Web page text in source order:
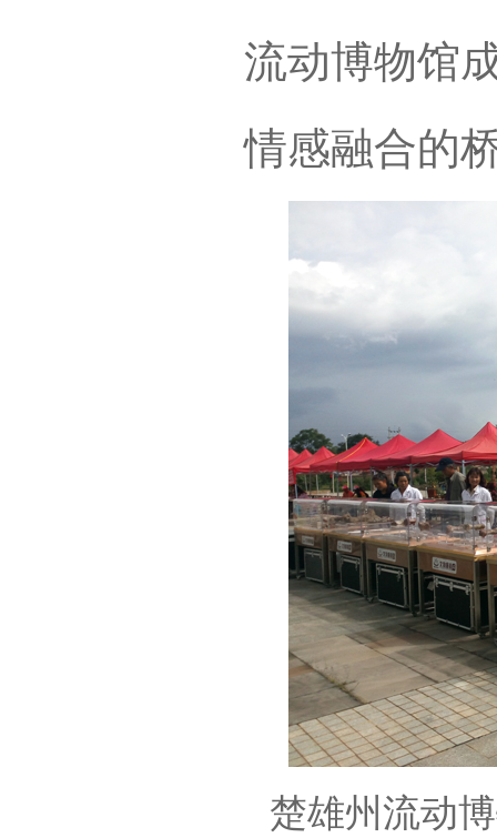
流动博物馆
情感融合的
楚雄州流动